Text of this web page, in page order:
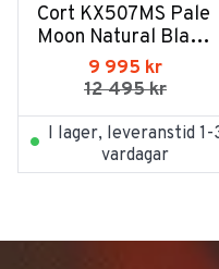
Cort KX507MS Pale
Moon Natural Black
Burst
9 995 kr
12 495kr
I lager, leveranstid 1-
vardagar